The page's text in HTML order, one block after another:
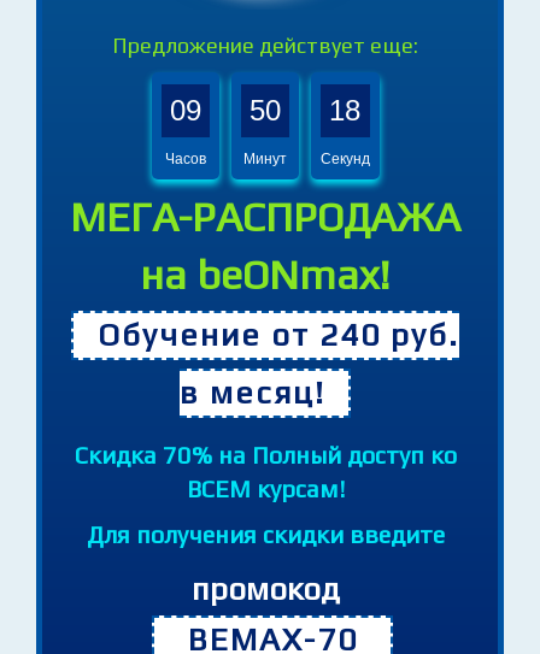
Предложение действует еще:
09
Часов
50
Минут
16
Секунд
МЕГА-РАСПРОДАЖА
на beONmax!
Обучение от 240 руб.
в месяц!
Cкидка 70% на Полный доступ ко
ВСЕМ курсам!
Для получения скидки введите